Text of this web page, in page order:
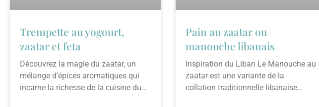
Trempette au yogourt,
zaatar et feta
Découvrez la magie du zaatar, un
mélange d’épices aromatiques qui
incarne la richesse de la cuisine du
Pain au zaatar ou
manouche libanais
Inspiration du Liban Le Manouche au
zaatar est une variante de la
collation traditionnelle libanaise